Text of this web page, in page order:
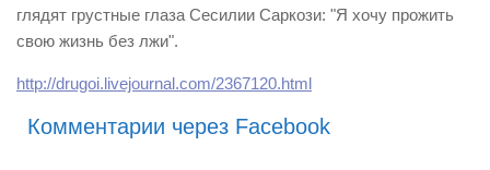
глядят грустные глаза Сесилии Саркози: "Я хочу прожить
свою жизнь без лжи".
http://drugoi.livejournal.com/2367120.html
Комментарии через Facebook